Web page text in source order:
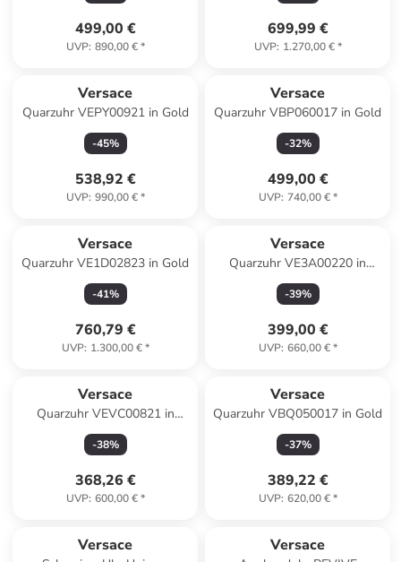
499,00 €
UVP: 890,00 €*
699,99 €
UVP: 1.270,00 €*
Versace
Quarzuhr VEPY00921 in Gold
-45%
538,92 €
UVP: 990,00 €*
Versace
Quarzuhr VBP060017 in Gold
-32%
499,00 €
UVP: 740,00 €*
Versace
Quarzuhr VE1D02823 in Gold
-41%
760,79 €
UVP: 1.300,00 €*
Versace
Quarzuhr VE3A00220 in
Silber
-39%
399,00 €
UVP: 660,00 €*
Versace
Quarzuhr VEVC00821 in
Silber
-38%
368,26 €
UVP: 600,00 €*
Versace
Quarzuhr VBQ050017 in Gold
-37%
389,22 €
UVP: 620,00 €*
Versace Versace